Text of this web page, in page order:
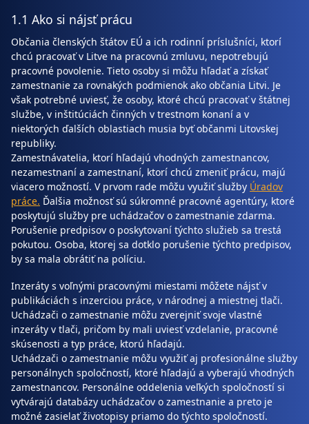
1.1 Ako si nájsť prácu
Občania členských štátov EÚ a ich rodinní príslušníci, ktorí
chcú pracovať v Litve na pracovnú zmluvu, nepotrebujú
pracovné povolenie. Tieto osoby si môžu hľadať a získať
zamestnanie za rovnakých podmienok ako občania Litvi. Je
však potrebné uviesť, že osoby, ktoré chcú pracovať v štátnej
službe, v inštitúciách činných v trestnom konaní a v
niektorých ďalších oblastiach musia byť občanmi Litovskej
republiky.
Zamestnávatelia, ktorí hľadajú vhodných zamestnancov,
nezamestnaní a zamestnaní, ktorí chcú zmeniť prácu, majú
viacero možností. V prvom rade môžu využiť služby Úradov
práce. Ďalšia možnosť sú súkromné pracovné agentúry, ktoré
poskytujú služby pre uchádzačov o zamestnanie zdarma.
Porušenie predpisov o poskytovaní týchto služieb sa trestá
pokutou. Osoba, ktorej sa dotklo porušenie týchto predpisov,
by sa mala obrátiť na políciu.
Inzeráty s voľnými pracovnými miestami môžete nájsť v
publikáciách s inzerciou práce, v národnej a miestnej tlači.
Uchádzači o zamestnanie môžu zverejniť svoje vlastné
inzeráty v tlači, pričom by mali uviesť vzdelanie, pracovné
skúsenosti a typ práce, ktorú hľadajú.
Uchádzači o zamestnanie môžu využiť aj profesionálne služby
personálnych spoločností, ktoré hľadajú a vyberajú vhodných
zamestnancov. Personálne oddelenia veľkých spoločností si
vytvárajú databázy uchádzačov o zamestnanie a preto je
možné zasielať životopisy priamo do týchto spoločností.